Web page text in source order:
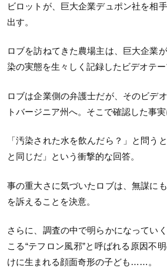
ビロットが、巨大企業デュポン社を相
出す。
ロブを訪ねてきた農場主は、巨大企業
染の実態を生々しく記録したビデオテー
ロブは企業側の弁護士だが、そのビデ
トバージニア州へ。そこで確認した事実
「汚染された水を飲んだら？」と問う
と同じだ」という衝撃的な回答。
事の重大さに気づいたロブは、無謀に
を訴えることを決意。
さらに、調査の中で明らかになってい
こる“テフロン風邪”と呼ばれる原因不
けに生まれる顔面奇形の子ども……。